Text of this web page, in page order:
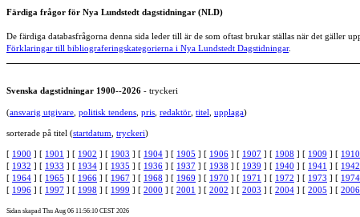
Färdiga frågor för Nya Lundstedt dagstidningar (NLD)
De färdiga databasfrågorna denna sida leder till är de som oftast brukar ställas när det gäller
Förklaringar till bibliograferingskategorierna i Nya Lundstedt Dagstidningar.
Svenska dagstidningar 1900--2026 - tryckeri
(ansvarig utgivare politisk tendens pris redaktör titel upplaga)
sorterade på titel (startdatum tryckeri)
[ 1900 ] [ 1901 ] [ 1902 ] [ 1903 ] [ 1904 ] [ 1905 ] [ 1906 ] [ 1907 ] [ 1908 ] [ 1909 ] [ 1910
[ 1932 ] [ 1933 ] [ 1934 ] [ 1935 ] [ 1936 ] [ 1937 ] [ 1938 ] [ 1939 ] [ 1940 ] [ 1941 ] [ 1942
[ 1964 ] [ 1965 ] [ 1966 ] [ 1967 ] [ 1968 ] [ 1969 ] [ 1970 ] [ 1971 ] [ 1972 ] [ 1973 ] [ 1974
[ 1996 ] [ 1997 ] [ 1998 ] [ 1999 ] [ 2000 ] [ 2001 ] [ 2002 ] [ 2003 ] [ 2004 ] [ 2005 ] [ 2006
Sidan skapad Thu Aug 06 11:56:10 CEST 2026